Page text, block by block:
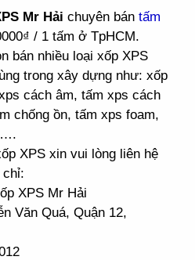
Mr Hải chuyên bán tấm
/ 1 tấm ở TpHCM.
bán nhiều loại xốp XPS
trong xây dựng như: xốp
cách âm, tấm xps cách
chống ồn, tấm xps foam,
….
XPS xin vui lòng liên hệ
chỉ:
XPS Mr Hải
Văn Quá, Quận 12,